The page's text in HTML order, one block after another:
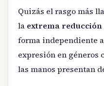
Quizás el rasgo más
la extrema
forma independiente
expresión en géneros
las manos presentan